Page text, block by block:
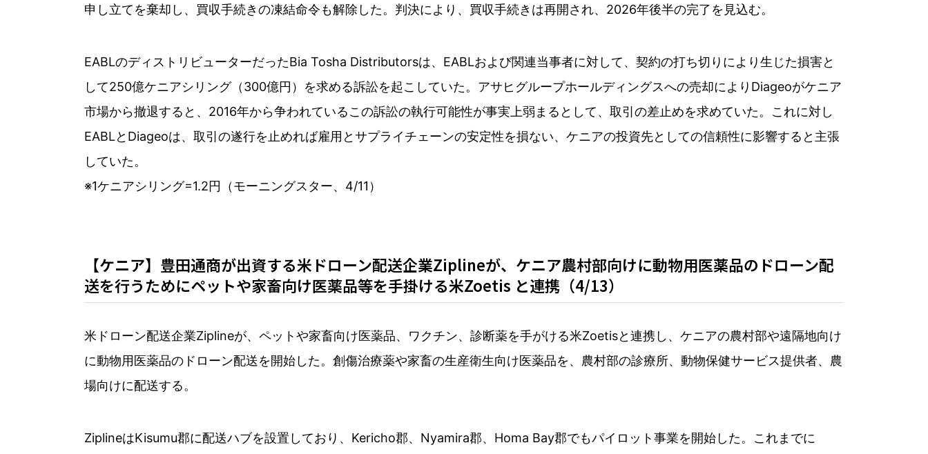
申し立てを棄却し、買収手続きの凍結命令も解除した。判決により、買収手続きは再開され、2026年後半の完了を見込む。
EABLのディストリビューターだったBia Tosha Distributorsは、EABLおよび関連当事者に対して、契約の打ち切りにより生じた損害と
して250億ケニアシリング（300億円）を求める訴訟を起こしていた。アサヒグループホールディングスへの売却によりDiageoがケニア
市場から撤退すると、2016年から争われているこの訴訟の執行可能性が事実上弱まるとして、取引の差止めを求めていた。これに対し
EABLとDiageoは、取引の遂行を止めれば雇用とサプライチェーンの安定性を損ない、ケニアの投資先としての信頼性に影響すると主張
していた。
※1ケニアシリング=1.2円（モーニングスター、4/11）
【ケニア】豊田通商が出資する米ドローン配送企業Ziplineが、ケニア農村部向けに動物用医薬品のドローン配
送を行うためにペットや家畜向け医薬品等を手掛ける米Zoetis と連携（4/13）
米ドローン配送企業Ziplineが、ペットや家畜向け医薬品、ワクチン、診断薬を手がける米Zoetisと連携し、ケニアの農村部や遠隔地向け
に動物用医薬品のドローン配送を開始した。創傷治療薬や家畜の生産衛生向け医薬品を、農村部の診療所、動物保健サービス提供者、農
場向けに配送する。
ZiplineはKisumu郡に配送ハブを設置しており、Kericho郡、Nyamira郡、Homa Bay郡でもパイロット事業を開始した。これまでに